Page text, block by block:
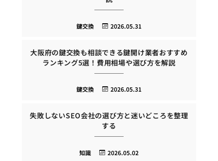
2026.05.31
鍵交換
大阪府の鍵交換も相談できる鍵開け業者おすすめ
ランキング5選！費用相場や選び方を解説
2026.05.31
鍵交換
失敗しないSEO会社の選び方と迷いどころを整理
する
2026.05.02
知識